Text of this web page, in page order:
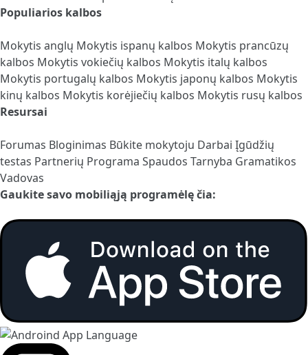
Populiarios kalbos
Mokytis anglų Mokytis ispanų kalbos Mokytis prancūzų
kalbos Mokytis vokiečių kalbos Mokytis italų kalbos
Mokytis portugalų kalbos Mokytis japonų kalbos Mokytis
kinų kalbos Mokytis korėjiečių kalbos Mokytis rusų kalbos
Resursai
Forumas Bloginimas Būkite mokytoju Darbai Įgūdžių
testas Partnerių Programa Spaudos Tarnyba Gramatikos
Vadovas
Gaukite savo mobiliąją programėlę čia: